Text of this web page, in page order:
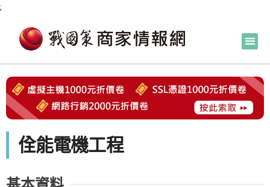
;
佺能電機工程